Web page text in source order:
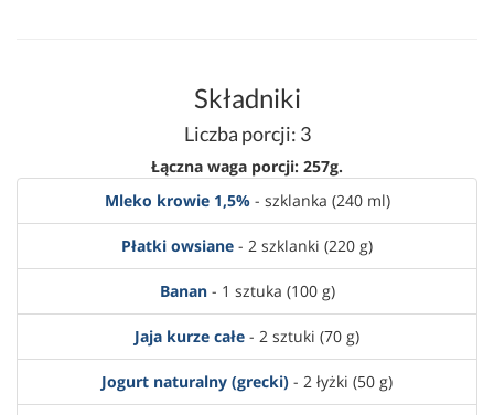
Składniki
Liczba porcji: 3
Łączna waga porcji: 257g.
Mleko krowie 1,5%- szklanka (240 ml)
Płatki owsiane - 2 szklanki (220 g)
Banan- 1 sztuka (100 g)
Jaja kurze całe - 2 sztuki (70 g)
Jogurt naturalny (grecki) - 2 łyżki (50 g)